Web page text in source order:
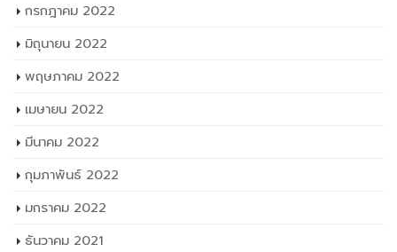
กรกฎาคม 2022
มิถุนายน 2022
พฤษภาคม 2022
เมษายน 2022
มีนาคม 2022
กุมภาพันธ์ 2022
มกราคม 2022
ธันวาคม 2021